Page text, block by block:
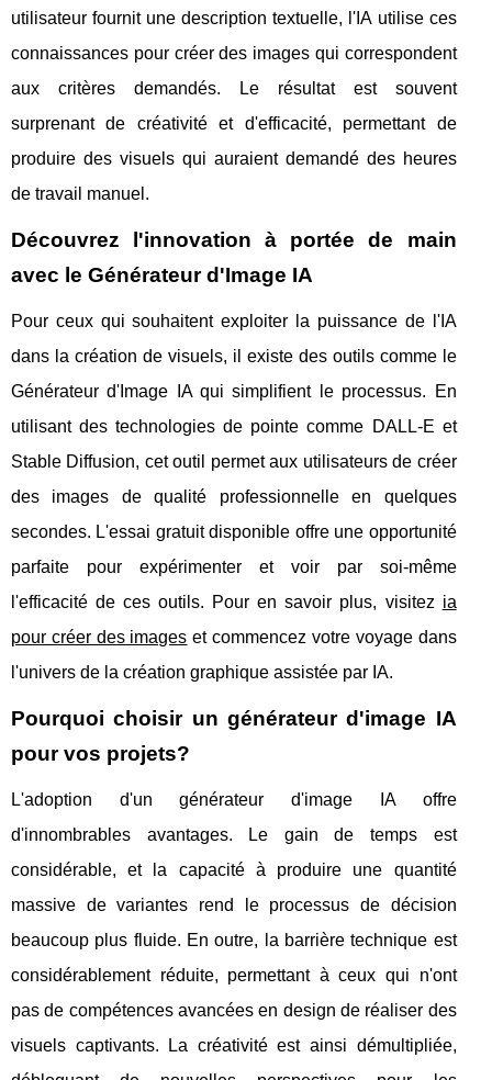
utilisateur fournit une description textuelle, l'IA utilise ces
connaissances pour créer des images qui correspondent
aux critères demandés. Le résultat est souvent
surprenant de créativité et d'efficacité, permettant de
produire des visuels qui auraient demandé des heures
de travail manuel.
Découvrez l'innovation à portée de main
avec le Générateur d'Image IA
Pour ceux qui souhaitent exploiter la puissance de l'IA
dans la création de visuels, il existe des outils comme le
Générateur d'Image IA qui simplifient le processus. En
utilisant des technologies de pointe comme DALL-E et
Stable Diffusion, cet outil permet aux utilisateurs de créer
des images de qualité professionnelle en quelques
secondes. L'essai gratuit disponible offre une opportunité
parfaite pour expérimenter et voir par soi-même
l'efficacité de ces outils. Pour en savoir plus, visitez ia
pour créer des images et commencez votre voyage dans
l'univers de la création graphique assistée par IA.
Pourquoi choisir un générateur d'image IA
pour vos projets?
L'adoption d'un générateur d'image IA offre
d'innombrables avantages. Le gain de temps est
considérable, et la capacité à produire une quantité
massive de variantes rend le processus de décision
beaucoup plus fluide. En outre, la barrière technique est
considérablement réduite, permettant à ceux qui n'ont
pas de compétences avancées en design de réaliser des
visuels captivants. La créativité est ainsi démultipliée,